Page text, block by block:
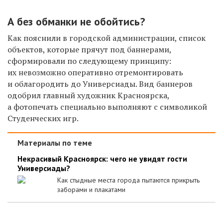
А без обманки не обойтись?
Как пояснили в городской администрации, список
объектов, которые прячут под баннерами,
сформировали по следующему принципу:
их невозможно оперативно отремонтировать
и облагородить до Универсиады. Вид баннеров
одобрил главный художник Красноярска,
а фотопечать специально выполняют с символикой
Студенческих игр.
Материалы по теме
Некрасивый Красноярск: чего не увидят гости
Универсиады?
Как стыдные места города пытаются прикрыть
заборами и плакатами